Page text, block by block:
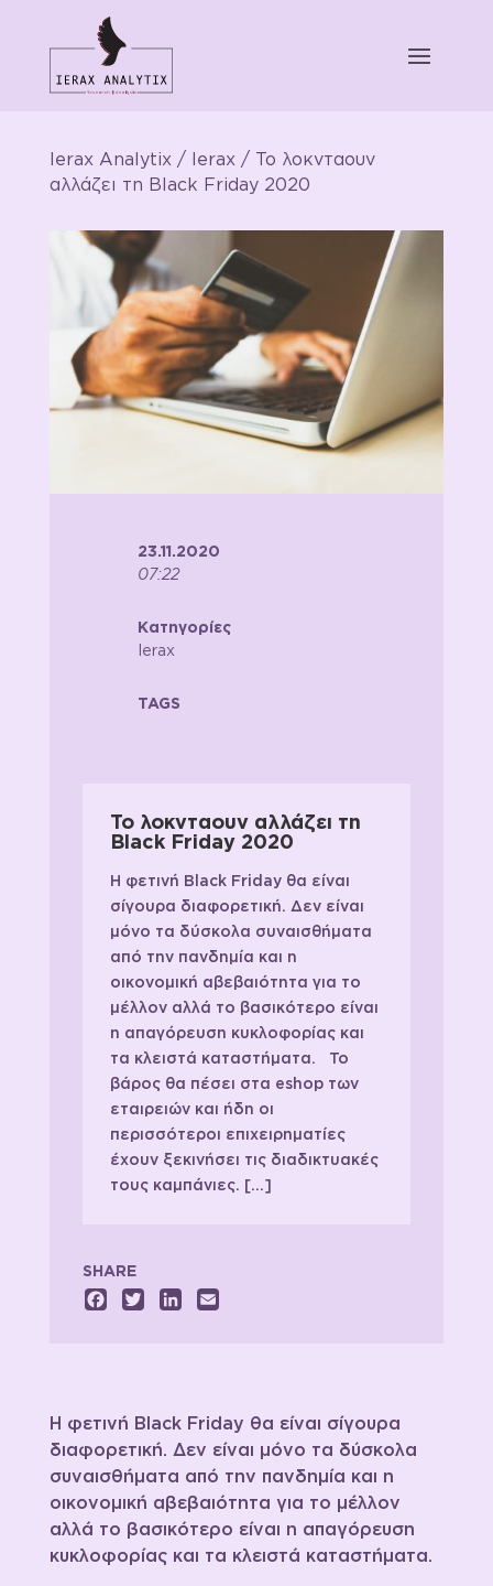
Ierax Analytix / Ierax / Το λοκνταουν
αλλάζει τη Black Friday 2020
23.11.2020
07:22
Κατηγορίες
Ierax
TAGS
Το λοκνταουν αλλάζει τη
Black Friday 2020
Η φετινή Black Friday θα είναι
σίγουρα διαφορετική. Δεν είναι
μόνο τα δύσκολα συναισθήματα
από την πανδημία και η
οικονομική αβεβαιότητα για το
μέλλον αλλά το βασικότερο είναι
η απαγόρευση κυκλοφορίας και
τα κλειστά καταστήματα. Το
βάρος θα πέσει στα eshop των
εταιρειών και ήδη οι
περισσότεροι επιχειρηματίες
έχουν ξεκινήσει τις διαδικτυακές
τους καμπάνιες. […]
SHARE
FacebookTwitterLinkedIn
Η φετινή Black Friday θα είναι σίγουρα
διαφορετική. Δεν είναι μόνο τα δύσκολα
συναισθήματα από την πανδημία και η
οικονομική αβεβαιότητα για το μέλλον
αλλά το βασικότερο είναι η απαγόρευση
κυκλοφορίας και τα κλειστά καταστήματα.